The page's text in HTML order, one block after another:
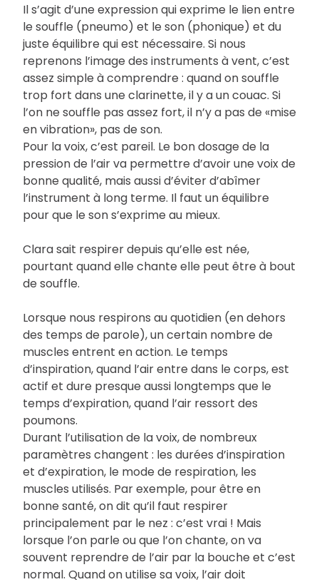
Il s’agit d’une expression qui exprime le lien entre
le souffle (pneumo) et le son (phonique) et du
juste équilibre qui est nécessaire. Si nous
reprenons l’image des instruments à vent, c’est
assez simple à comprendre : quand on souffle
trop fort dans une clarinette, il y a un couac. Si
l’on ne souffle pas assez fort, il n’y a pas de «mise
en vibration», pas de son.
Pour la voix, c’est pareil. Le bon dosage de la
pression de l’air va permettre d’avoir une voix de
bonne qualité, mais aussi d’éviter d’abîmer
l’instrument à long terme. Il faut un équilibre
pour que le son s’exprime au mieux.
Clara sait respirer depuis qu’elle est née,
pourtant quand elle chante elle peut être à bout
de souffle.
Lorsque nous respirons au quotidien (en dehors
des temps de parole), un certain nombre de
muscles entrent en action. Le temps
d’inspiration, quand l’air entre dans le corps, est
actif et dure presque aussi longtemps que le
temps d’expiration, quand l’air ressort des
poumons.
Durant l’utilisation de la voix, de nombreux
paramètres changent : les durées d’inspiration
et d’expiration, le mode de respiration, les
muscles utilisés. Par exemple, pour être en
bonne santé, on dit qu’il faut respirer
principalement par le nez : c’est vrai ! Mais
lorsque l’on parle ou que l’on chante, on va
souvent reprendre de l’air par la bouche et c’est
normal. Quand on utilise sa voix, l’air doit